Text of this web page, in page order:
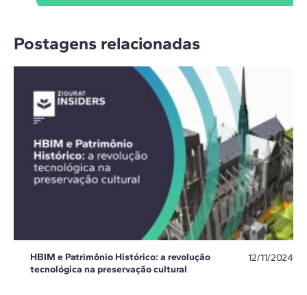
Postagens relacionadas
HBIM e Patrimônio Histórico: a revolução
tecnológica na preservação cultural
12/11/2024